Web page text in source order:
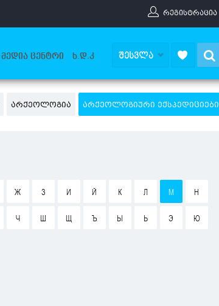
ᲠᲔᲒᲘᲡᲢᲠᲐᲪᲘᲐ
ᲛᲔᲓᲘᲐ ᲪᲔᲜᲢᲠᲘ Ხ.Დ.Კ ᲨᲔᲡᲕᲚᲐ
ᲐᲠᲥᲔᲝᲚᲝᲒᲘᲐ ᲐᲠᲥᲔᲝᲚᲝᲒᲘᲣᲠᲘ ᲔᲥᲡᲞᲔᲓᲘᲪᲘᲔᲑᲘ
Ж З И Й К Л М Н
Ч Ш Щ Ъ Ы Ь Э Ю